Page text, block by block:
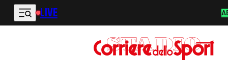
Vai al contenuto principale
LIVE